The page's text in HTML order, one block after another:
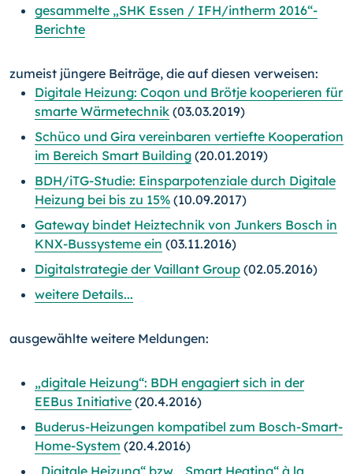
gesammelte „SHK Essen / IFH/intherm 2016“-
Berichte
zumeist jüngere Beiträge, die auf diesen verweisen:
Digitale Heizung: Coqon und Brötje kooperieren für
smarte Wärmetechnik (03.03.2019)
Schüco und Gira vereinbaren vertiefte Kooperation
im Bereich Smart Building (20.01.2019)
BDH/iTG-Studie: Einsparpotenziale durch Digitale
Heizung bei bis zu 15% (10.09.2017)
Gateway bindet Heiztechnik von Junkers Bosch in
KNX-Bussysteme ein (03.11.2016)
Digitalstrategie der Vaillant Group (02.05.2016)
weitere Details...
ausgewählte weitere Meldungen:
„digitale Heizung“: BDH engagiert sich in der
EEBus Initiative (20.4.2016)
Buderus-Heizungen kompatibel zum Bosch-Smart-
Home-System (20.4.2016)